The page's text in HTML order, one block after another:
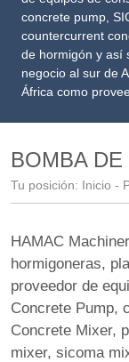
concrete pump,
countercurrent
de hormigón y así
negocio al sur de
África como
BOMBA
Tu posición: Inicio -
HAMAC
hormigoneras,
proveedor de
Concrete Pump,
Concrete Mixer,
mixer, sicoma